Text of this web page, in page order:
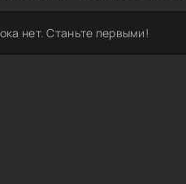
нет. Станьте первыми!